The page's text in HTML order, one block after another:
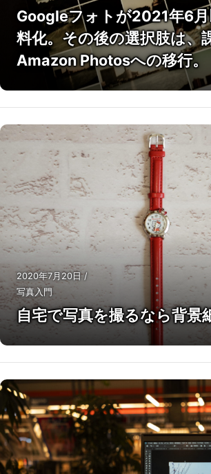
Googleフォトが2021年6月
料化。その後の選択肢は、
Amazon Photosへの移行。
2020年7月20日/
写真入門
自宅で写真を撮るなら背景